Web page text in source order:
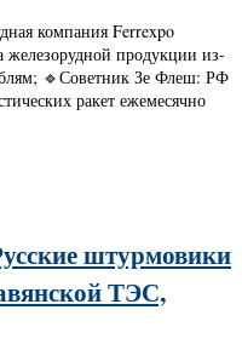
компания Ferrexpo
железорудной продукции из-
🔹Советник Зе Флеш: РФ
ракет ежемесячно
штурмовики
ТЭС,